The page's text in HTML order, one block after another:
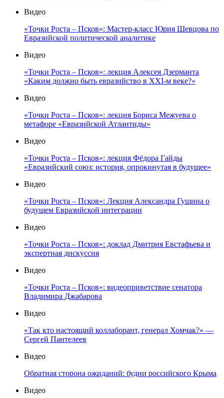
Видео
«Точки Роста – Псков»: Мастер-класс Юрия Шевцова по
Евразийской политической аналитике
Видео
«Точки Роста – Псков»: лекция Алексея Дзерманта
«Каким должно быть евразийство в XXI-м веке?»
Видео
«Точки Роста – Псков»: лекция Бориса Межуева о
метафоре «Евразийской Атлантиды»
Видео
«Точки Роста – Псков»: лекция Фёдора Гайды
«Евразийский союз: история, опрокинутая в будущее»
Видео
«Точки Роста – Псков»: Лекция Александра Гущина о
будущем Евразийской интеграции
Видео
«Точки Роста – Псков»: доклад Дмитрия Евстафьева и
экспертная дискуссия
Видео
«Точки Роста – Псков»: видеоприветствие сенатора
Владимира Джабарова
Видео
«Так кто настоящий коллаборант, генерал Хомчак?» —
Сергей Пантелеев
Видео
Обратная сторона ожиданий: будни российского Крыма
Видео